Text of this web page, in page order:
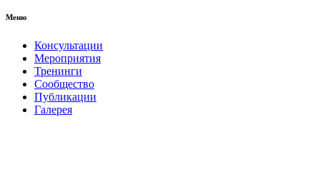
Меню
Консультации
Мероприятия
Тренинги
Сообщество
Публикации
Галерея